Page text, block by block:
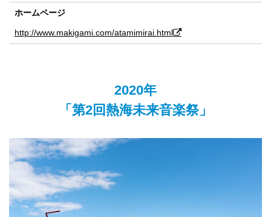
ホームページ
http://www.makigami.com/atamimirai.html
2020年
「第2回熱海未来音楽祭」